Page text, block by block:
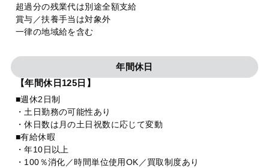
超過分の残業代は別途全額支給
賞与／扶養手当は対象外
一律の地域給を含む
年間休日
【年間休日125日】
■週休2日制
・土日勤務の可能性あり
・休日数は月の土日祝数に応じて変動
■有給休暇
・年10日以上
・100％消化／時間単位使用OK／買取制度あり